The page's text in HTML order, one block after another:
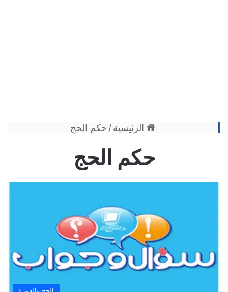
الرئيسية/ حكم الحج
حكم الحج
الحج والعمرة